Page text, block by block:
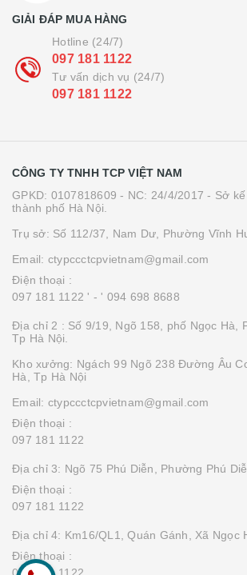
GIẢI ĐÁP MUA HÀNG
Hotline (24/7)
097 181 1122
Tư vấn dịch vụ (24/7)
097 181 1122
CÔNG TY TNHH TCP VIỆT NAM
GPKD: 0107818609 - NC: 24/4/2017 - Sở
thành phố Hà Nội.
Trụ sở: Số 112/37, Nam Dư, Phường Vĩnh
Email: ctypccctcpvietnam@gmail.com
Điện thoại :
097 181 1122 ' - ' 094 698 8688
Địa chỉ 2 : Số 9/19, Ngõ 158, phố Ngọc Hà,
Tp Hà Nội.
Kho xưởng: Ngách 99 Ngõ 238 Đường Âu
Hà, Tp Hà Nội
Email: ctypccctcpvietnam@gmail.com
Điện thoại :
097 181 1122
Địa chỉ 3: Ngõ 75 Phú Diễn, Phường Phú
Điện thoại :
097 181 1122
Địa chỉ 4: Km16/QL1, Quán Gánh, Xã Ngọc
Điện thoại :